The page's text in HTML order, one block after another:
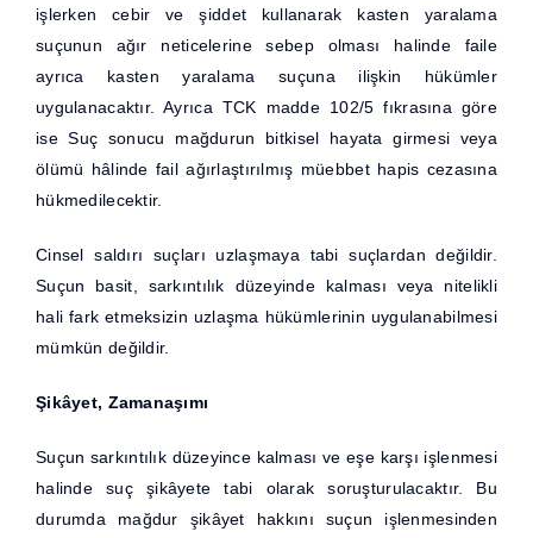
işlerken cebir ve şiddet kullanarak kasten yaralama
suçunun ağır neticelerine sebep olması halinde faile
ayrıca kasten yaralama suçuna ilişkin hükümler
uygulanacaktır. Ayrıca TCK madde 102/5 fıkrasına göre
ise Suç sonucu mağdurun bitkisel hayata girmesi veya
ölümü hâlinde fail ağırlaştırılmış müebbet hapis cezasına
hükmedilecektir.
Cinsel saldırı suçları uzlaşmaya tabi suçlardan değildir.
Suçun basit, sarkıntılık düzeyinde kalması veya nitelikli
hali fark etmeksizin uzlaşma hükümlerinin uygulanabilmesi
mümkün değildir.
Şikâyet, Zamanaşımı
Suçun sarkıntılık düzeyince kalması ve eşe karşı işlenmesi
halinde suç şikâyete tabi olarak soruşturulacaktır. Bu
durumda mağdur şikâyet hakkını suçun işlenmesinden